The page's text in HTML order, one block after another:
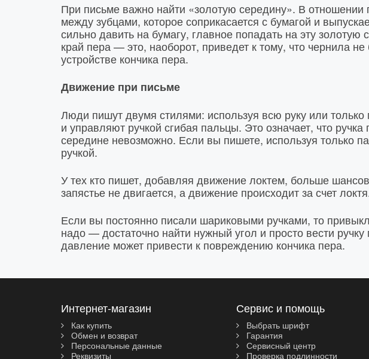
При письме важно найти «золотую середину». В отношении
между зубцами, которое соприкасается с бумагой и
сильно давить на бумагу, главное попадать на эту золотую
край пера — это, наоборот, приведет к тому, что чернила
устройстве кончика пера.
Движение при письме
Люди пишут двумя стилями: используя всю руку или
и управляют ручкой сгибая пальцы. Это означает, что
середине невозможно. Если вы пишете, используя только
ручкой.
У тех кто пишет, добавляя движение локтем, больше
запястье не двигается, а движение происходит за счет
Если вы постоянно писали шариковыми ручками, то
надо — достаточно найти нужный угол и просто вести
давление может привести к повреждению кончика пера.
Интернет-магазин
Как купить
Обмен и возврат
Персональные данные
Реквизиты
Сервис и помощь
Выбрать шрифт
Гарантия
Сервисный центр
Проверка подлинности